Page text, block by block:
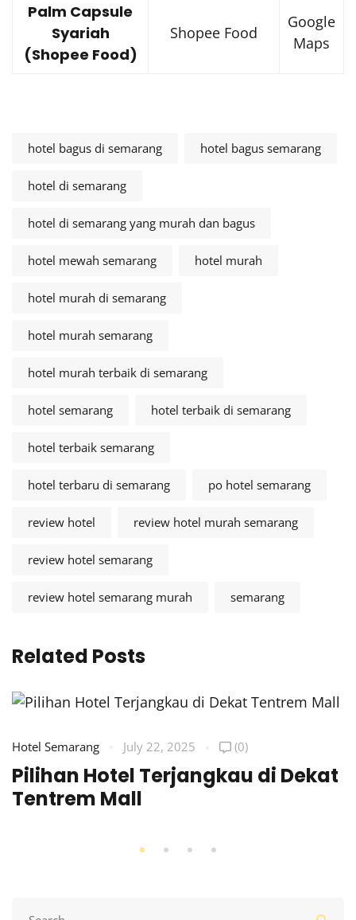
Palm Capsule
Syariah
(Shopee Food)
Shopee Food
Google
Maps
hotel bagus di semarang hotel bagus semarang
hotel di semarang
hotel di semarang yang murah dan bagus
hotel mewah semarang hotel murah
hotel murah di semarang
hotel murah semarang
hotel murah terbaik di semarang
hotel semarang hotel terbaik di semarang
hotel terbaik semarang
hotel terbaru di semarang po hotel semarang
review hotel review hotel murah semarang
review hotel semarang
review hotel semarang murah semarang
Related Posts
Hotel Semarang July 22, 2025 (0)
Pilihan Hotel Terjangkau di Dekat
Tentrem Mall